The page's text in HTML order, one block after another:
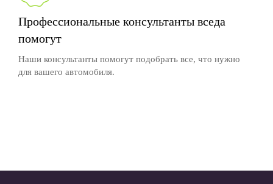
Профессиональные консультанты вседа
помогут
Наши консультанты помогут подобрать все, что нужно
для вашего автомобиля.